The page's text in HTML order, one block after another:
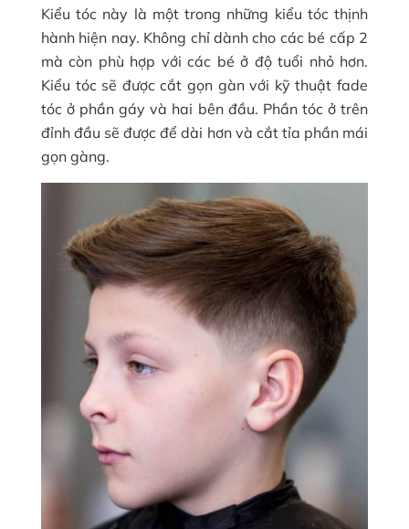
Kiểu tóc này là một trong những kiểu tóc thịnh
hành hiện nay. Không chỉ dành cho các bé cấp 2
mà còn phù hợp với các bé ở độ tuổi nhỏ hơn.
Kiểu tóc sẽ được cắt gọn gàn với kỹ thuật fade
tóc ở phần gáy và hai bên đầu. Phần tóc ở trên
đỉnh đầu sẽ được để dài hơn và cắt tỉa phần mái
gọn gàng.